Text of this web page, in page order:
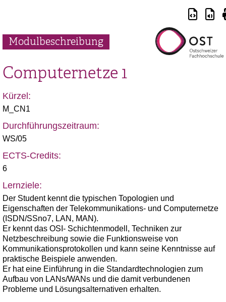
Modulbeschreibung
Computernetze 1
Kürzel:
M_CN1
Durchführungszeitraum:
WS/05
ECTS-Credits:
6
Lernziele:
Der Student kennt die typischen Topologien und
Eigenschaften der Telekommunikations- und Computernetze
(ISDN/SSno7, LAN, MAN).
Er kennt das OSI- Schichtenmodell, Techniken zur
Netzbeschreibung sowie die Funktionsweise von
Kommunikationsprotokollen und kann seine Kenntnisse auf
praktische Beispiele anwenden.
Er hat eine Einführung in die Standardtechnologien zum
Aufbau von LANs/WANs und die damit verbundenen
Probleme und Lösungsalternativen erhalten.